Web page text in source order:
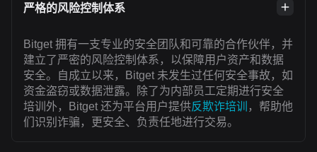
严格的风险控制体系
Bitget 拥有一支专业的安全团队和可靠的合作伙伴，并
建立了严密的风险控制体系，以保障用户资产和数据
安全。自成立以来，Bitget 未发生过任何安全事故，如
资金盗窃或数据泄露。除了为内部员工定期进行安全
培训外，Bitget 还为平台用户提供反欺诈培训
，帮助他
们识别诈骗，更安全、负责任地进行交易。